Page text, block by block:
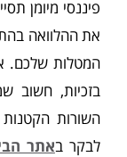
פיננסי מיומן
את ההלוואה
המטלות שלכם.
בזכיות, חשוב
השורות
לבקר באתר